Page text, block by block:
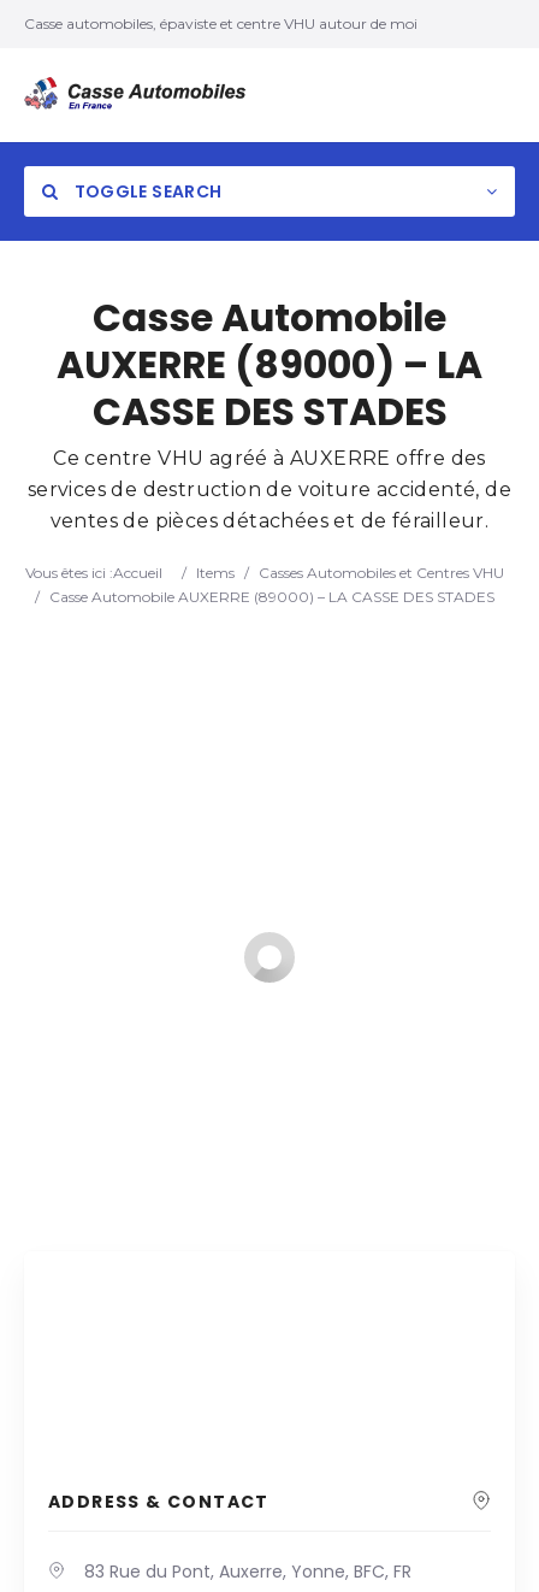
Casse automobiles, épaviste et centre VHU autour de moi
TOGGLE SEARCH
Search
Casse Automobile
AUXERRE (89000) – LA
CASSE DES STADES
Ce centre VHU agréé à AUXERRE offre des
services de destruction de voiture accidenté, de
ventes de pièces détachées et de férailleur.
Vous êtes ici :Accueil / Items / Casses Automobiles et Centres VHU
/ Casse Automobile AUXERRE (89000) – LA CASSE DES STADES
ADDRESS & CONTACT
83 Rue du Pont, Auxerre, Yonne, BFC, FR